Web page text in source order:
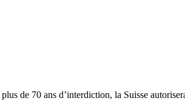
de 70 ans d’interdiction, la Suisse